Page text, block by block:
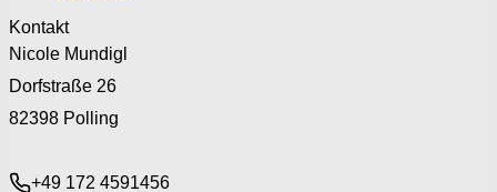
Kontakt
Nicole Mundigl
Dorfstraße 26
82398 Polling
+49 172 4591456